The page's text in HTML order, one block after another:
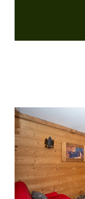
View
Larger
Image